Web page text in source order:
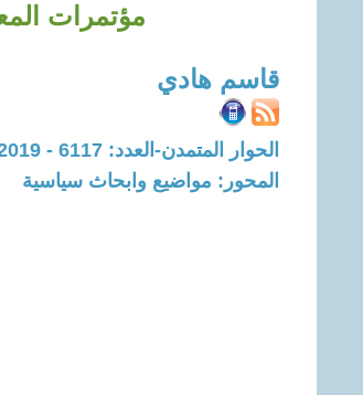
مؤتمرات
قاسم هادي
الحوار المتمدن-العدد: 6117 - 2019 / 1 / 17 - 08:07
المحور: مواضيع وابحاث سياسية